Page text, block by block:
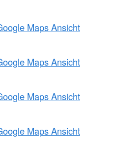
Maps Ansicht
Maps Ansicht
Maps Ansicht
Maps Ansicht